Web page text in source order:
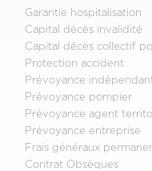
Garantie hospitalisation
Capital décès invalidité
Capital décès collectif
Protection accident
Prévoyance
Prévoyance pompier
Prévoyance agent
Prévoyance entreprise
Frais généraux
Contrat Obsèques